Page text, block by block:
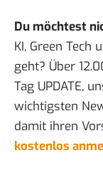
Du möchtest
KI, Green Tech
geht? Über
Tag UPDATE,
wichtigsten
damit ihren
kostenlos